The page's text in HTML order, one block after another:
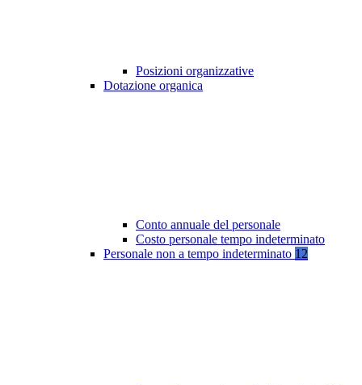
Posizioni organizzative
Dotazione organica
Conto annuale del personale
Costo personale tempo indeterminato
Personale non a tempo indeterminato 12